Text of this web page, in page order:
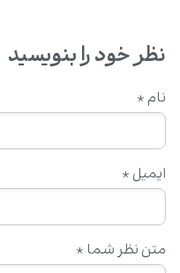
نظر خود را بنویسید
متن نظر شما *
نام *
ایمیل *